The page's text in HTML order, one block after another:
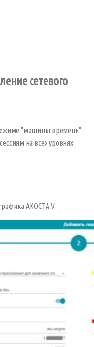
сетевого
"машины времени"
на всех уровнях